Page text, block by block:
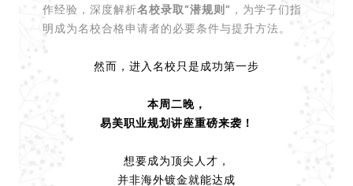
作经验，深度解析名校录取“潜规则” ，为学子们指
明成为名校合格申请者的必要条件与提升方法。
然而，进入名校只是成功第一步
本周二晚，
易美职业规划讲座重磅来袭！
想要成为顶尖人才，
并非海外镀金就能达成